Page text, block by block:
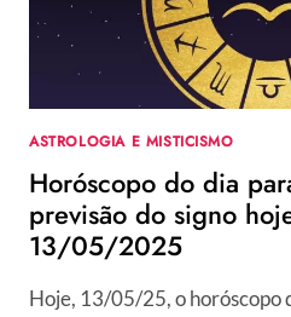
QUARTA,
14/05/2025
ASTROLOGIA E MISTICISMO
Horóscopo do dia
previsão do signo
13/05/2025
Hoje, 13/05/25, o horóscopo